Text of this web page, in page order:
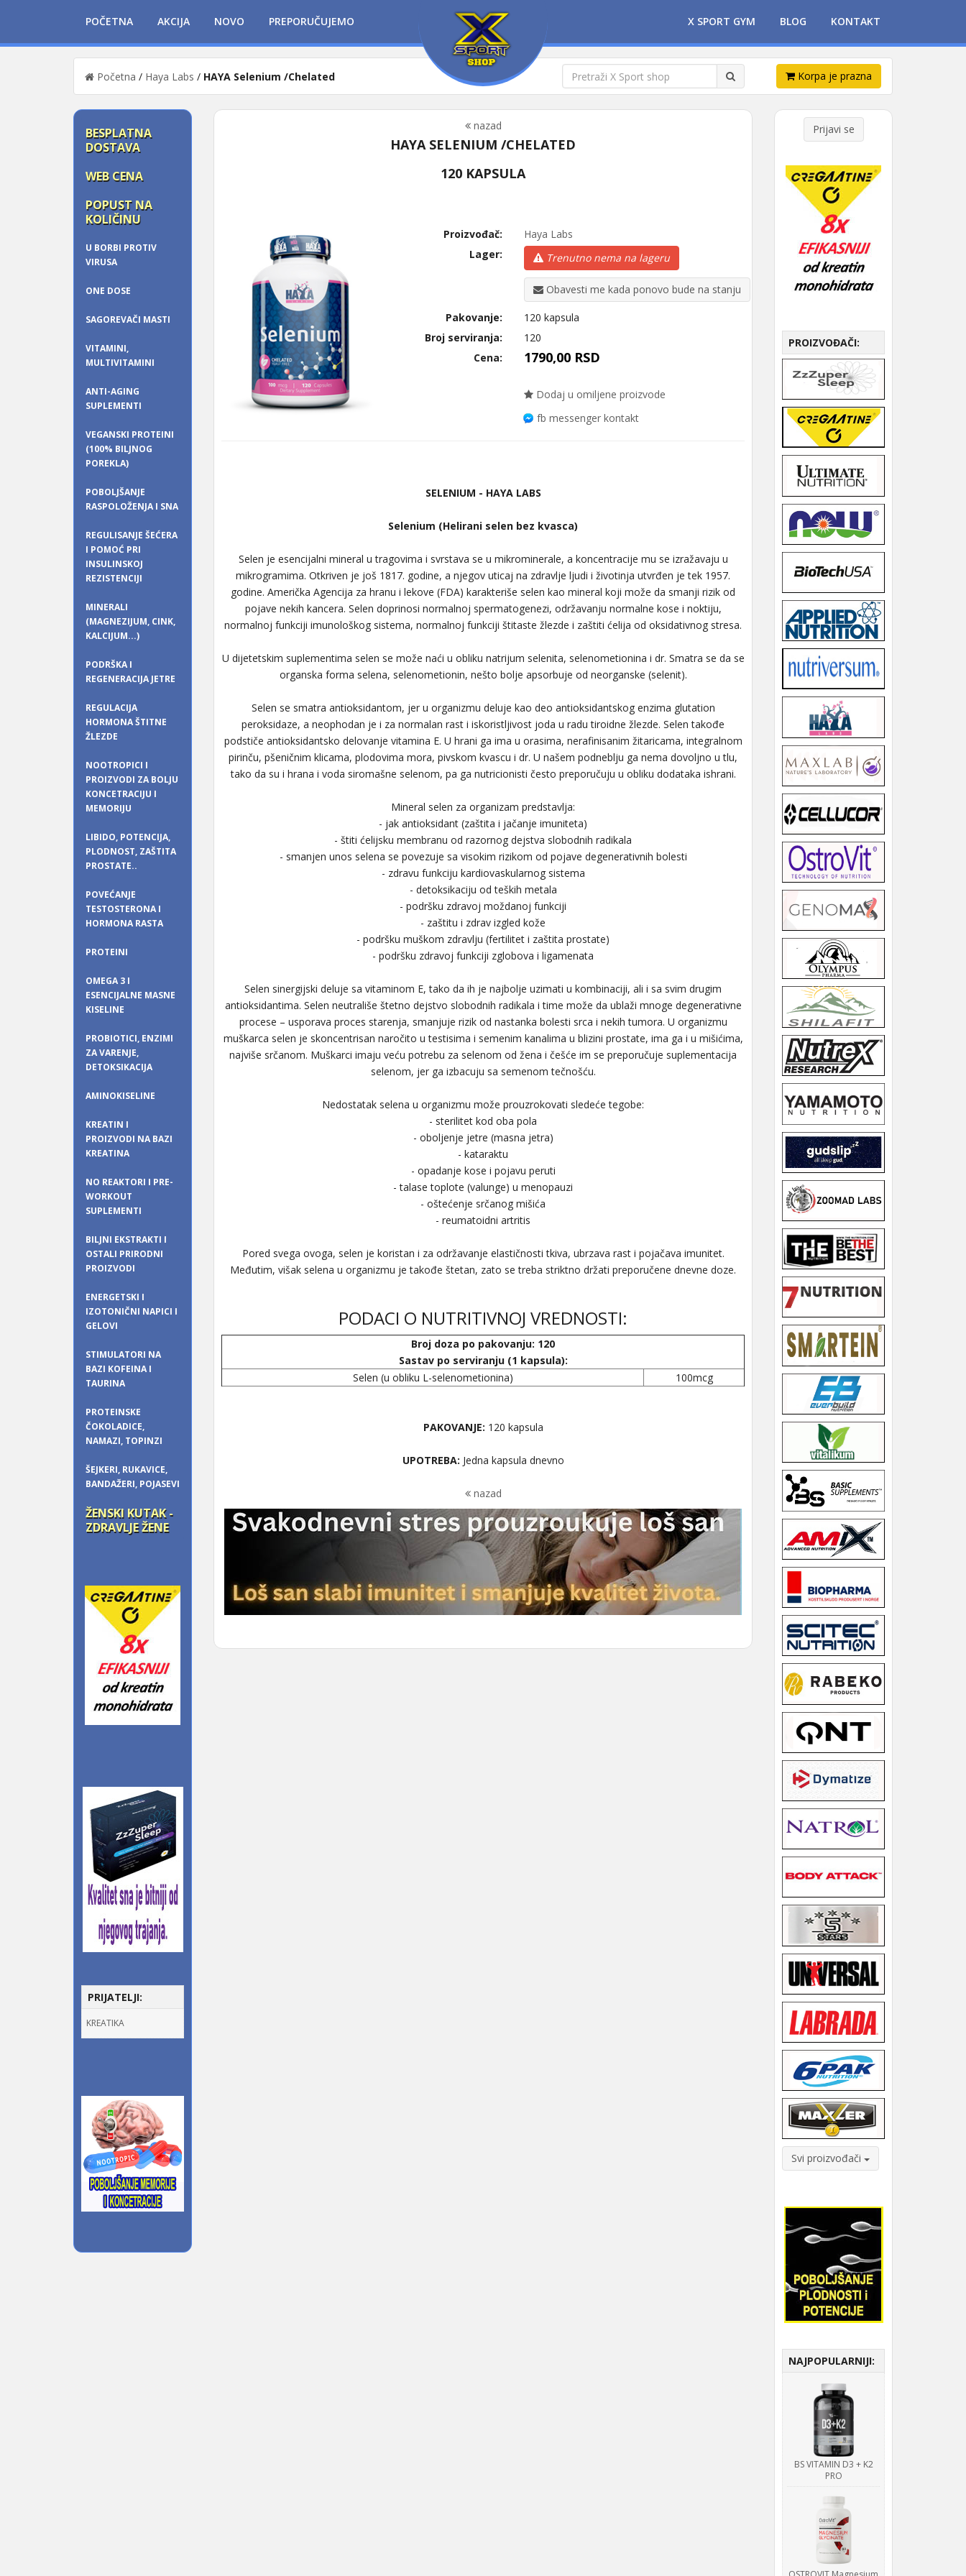
POČETNA AKCIJA NOVO PREPORUČUJEMO X SPORT GYM BLOG KONTAKT
Početna / Haya Labs / HAYA Selenium /Chelated Korpa je prazna
BESPLATNA
DOSTAVA
WEB CENA
POPUST NA
KOLIČINU
U BORBI PROTIV
VIRUSA
ONE DOSE
SAGOREVAČI MASTI
VITAMINI,
MULTIVITAMINI
ANTI-AGING
SUPLEMENTI
VEGANSKI PROTEINI
(100% BILJNOG
POREKLA)
POBOLJŠANJE
RASPOLOŽENJA I SNA
REGULISANJE ŠEĆERA
I POMOĆ PRI
INSULINSKOJ
REZISTENCIJI
MINERALI
(MAGNEZIJUM, CINK,
KALCIJUM...)
PODRŠKA I
REGENERACIJA JETRE
REGULACIJA
HORMONA ŠTITNE
ŽLEZDE
NOOTROPICI I
PROIZVODI ZA BOLJU
KONCETRACIJU I
MEMORIJU
LIBIDO, POTENCIJA,
PLODNOST, ZAŠTITA
PROSTATE..
POVEĆANJE
TESTOSTERONA I
HORMONA RASTA
PROTEINI
OMEGA 3 I
ESENCIJALNE MASNE
KISELINE
PROBIOTICI, ENZIMI
ZA VARENJE,
DETOKSIKACIJA
AMINOKISELINE
KREATIN I
PROIZVODI NA BAZI
KREATINA
NO REAKTORI I PRE-
WORKOUT
SUPLEMENTI
BILJNI EKSTRAKTI I
OSTALI PRIRODNI
PROIZVODI
ENERGETSKI I
IZOTONIČNI NAPICI I
GELOVI
STIMULATORI NA
BAZI KOFEINA I
TAURINA
PROTEINSKE
ČOKOLADICE,
NAMAZI, TOPINZI
ŠEJKERI, RUKAVICE,
BANDAŽERI, POJASEVI
ŽENSKI KUTAK -
ZDRAVLJE ŽENE
PRIJATELJI:
KREATIKA
nazad
HAYA SELENIUM /CHELATED
120 KAPSULA
Proizvođač:
Haya Labs
Lager:
Trenutno nema na lageru
Obavesti me kada ponovo bude na stanju
Pakovanje:
120 kapsula
Broj serviranja:
120
Cena:
1790,00 RSD
Dodaj u omiljene proizvode
fb messenger kontakt
SELENIUM - HAYA LABS
Selenium (Helirani selen bez kvasca)
Selen je esencijalni mineral u tragovima i svrstava se u mikrominerale, a koncentracije mu se izražavaju u
mikrogramima. Otkriven je još 1817. godine, a njegov uticaj na zdravlje ljudi i životinja utvrđen je tek 1957.
godine. Američka Agencija za hranu i lekove (FDA) karakteriše selen kao mineral koji može da smanji rizik od
pojave nekih kancera. Selen doprinosi normalnoj spermatogenezi, održavanju normalne kose i noktiju,
normalnoj funkciji imunološkog sistema, normalnoj funkciji štitaste žlezde i zaštiti ćelija od oksidativnog stresa.
U dijetetskim suplementima selen se može naći u obliku natrijum selenita, selenometionina i dr. Smatra se da se
organska forma selena, selenometionin, nešto bolje apsorbuje od neorganske (selenit).
Selen se smatra antioksidantom, jer u organizmu deluje kao deo antioksidantskog enzima glutation
peroksidaze, a neophodan je i za normalan rast i iskoristljivost joda u radu tiroidne žlezde. Selen takođe
podstiče antioksidantsko delovanje vitamina E. U hrani ga ima u orasima, nerafinisanim žitaricama, integralnom
pirinču, pšeničnim klicama, plodovima mora, pivskom kvascu i dr. U našem podneblju ga nema dovoljno u tlu,
tako da su i hrana i voda siromašne selenom, pa ga nutricionisti često preporučuju u obliku dodataka ishrani.
Mineral selen za organizam predstavlja:
- jak antioksidant (zaštita i jačanje imuniteta)
- štiti ćelijsku membranu od razornog dejstva slobodnih radikala
- smanjen unos selena se povezuje sa visokim rizikom od pojave degenerativnih bolesti
- zdravu funkciju kardiovaskularnog sistema
- detoksikaciju od teških metala
- podršku zdravoj moždanoj funkciji
- zaštitu i zdrav izgled kože
- podršku muškom zdravlju (fertilitet i zaštita prostate)
- podršku zdravoj funkciji zglobova i ligamenata
Selen sinergijski deluje sa vitaminom E, tako da ih je najbolje uzimati u kombinaciji, ali i sa svim drugim
antioksidantima. Selen neutrališe štetno dejstvo slobodnih radikala i time može da ublaži mnoge degenerativne
procese – usporava proces starenja, smanjuje rizik od nastanka bolesti srca i nekih tumora. U organizmu
muškarca selen je skoncentrisan naročito u testisima i semenim kanalima u blizini prostate, ima ga i u mišićima,
najviše srčanom. Muškarci imaju veću potrebu za selenom od žena i češće im se preporučuje suplementacija
selenom, jer ga izbacuju sa semenom tečnošću.
Nedostatak selena u organizmu može prouzrokovati sledeće tegobe:
- sterilitet kod oba pola
- oboljenje jetre (masna jetra)
- kataraktu
- opadanje kose i pojavu peruti
- talase toplote (valunge) u menopauzi
- oštećenje srčanog mišića
- reumatoidni artritis
Pored svega ovoga, selen je koristan i za održavanje elastičnosti tkiva, ubrzava rast i pojačava imunitet.
Međutim, višak selena u organizmu je takođe štetan, zato se treba striktno držati preporučene dnevne doze.
PODACI O NUTRITIVNOJ VREDNOSTI:
Broj doza po pakovanju: 120
Sastav po serviranju (1 kapsula):
Selen (u obliku L-selenometionina)
100mcg
PAKOVANJE: 120 kapsula
UPOTREBA: Jedna kapsula dnevno
nazad
Prijavi se
PROIZVOĐAČI:
Svi proizvođači
NAJPOPULARNIJI:
BS VITAMIN D3 + K2
PRO